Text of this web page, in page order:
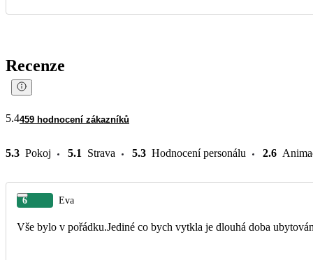
Recenze
5.4459 hodnocení zákazníků
5.3 Pokoj 5.1 Strava 5.3 Hodnocení personálu 2.6
6 Eva
Vše bylo v pořádku.Jediné co bych vytkla je dlouhá doba